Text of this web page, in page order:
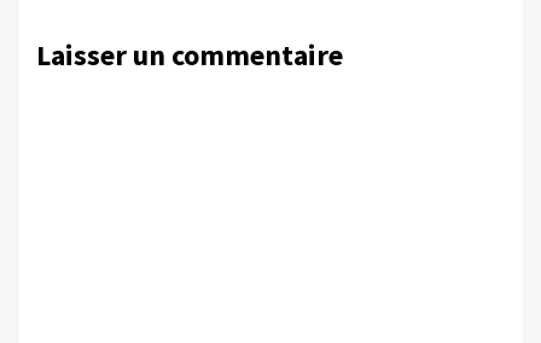
Laisser un commentaire